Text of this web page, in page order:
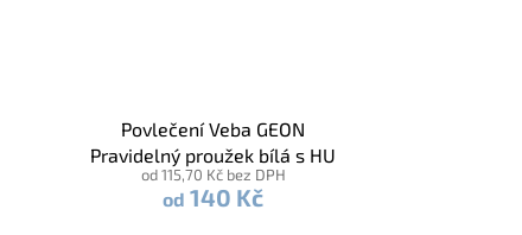
Povlečení Veba GEON
Pravidelný proužek bílá s HU
od 115,70 Kč bez DPH
od 140 Kč